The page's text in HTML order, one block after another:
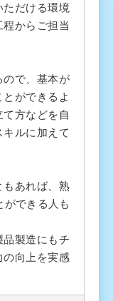
ただける環境
からご担当
で、基本が
ができるよ
方などを自
ルに加えて
もあれば、熟
ができる人も
製造にもチ
の向上を実感